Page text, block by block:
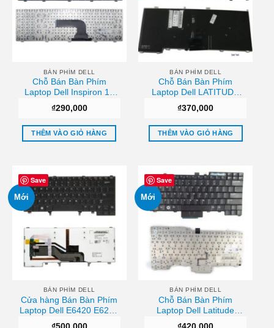
BÀN PHÍM DELL
Chỗ Bán Bàn Phím
Laptop Dell Inspiron 15
₫290,000
THÊM VÀO GIỎ HÀNG
BÀN PHÍM DELL
Chỗ Bán Bàn Phím
Laptop Dell LATITUDE
₫370,000
THÊM VÀO GIỎ HÀNG
Save
Mới
BÀN PHÍM DELL
Cửa hàng Bán Bàn Phím
Laptop Dell E6420 E6220
Save
Mới
BÀN PHÍM DELL
Chỗ Bán Bàn Phím
Laptop Dell Latitude